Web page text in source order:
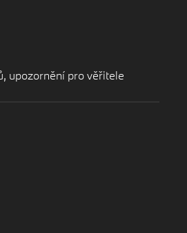
upozornění pro věřitele